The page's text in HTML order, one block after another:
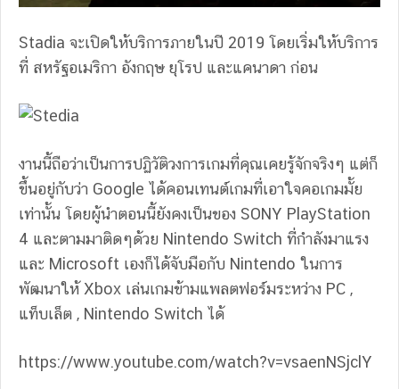
Stadia จะเปิดให้บริการภายในปี 2019 โดยเริ่มให้บริการ
ที่ สหรัฐอเมริกา อังกฤษ ยุโรป และแคนาดา ก่อน
งานนี้ถือว่าเป็นการปฏิวัติวงการเกมที่คุณเคยรู้จักจริงๆ แต่ก็
ขึ้นอยู่กับว่า Google ได้คอนเทนต์เกมที่เอาใจคอเกมมั้ย
เท่านั้น โดยผู้นำตอนนี้ยังคงเป็นของ SONY PlayStation
4 และตามมาติดๆด้วย Nintendo Switch ที่กำลังมาแรง
และ Microsoft เองก็ได้จับมือกับ Nintendo ในการ
พัฒนาให้ Xbox เล่นเกมข้ามแพลตฟอร์มระหว่าง PC ,
แท็บเล็ต , Nintendo Switch ได้
https://www.youtube.com/watch?v=vsaenNSjclY